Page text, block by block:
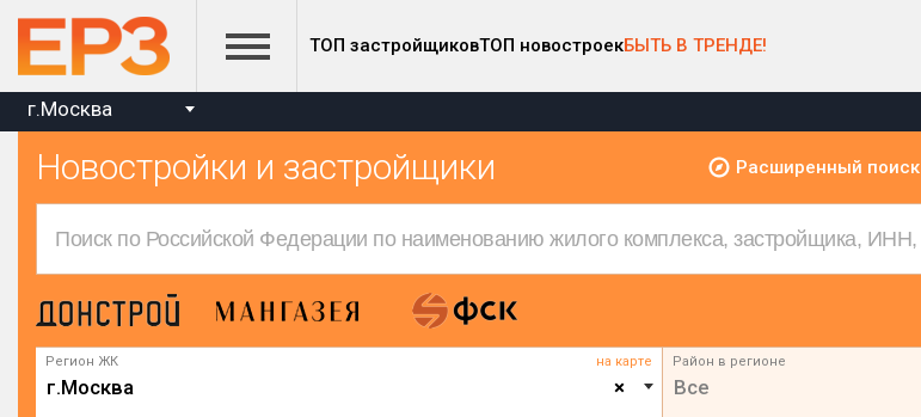
ТОП застройщиковТОП новостроекБЫТЬ В ТРЕНДЕ!
г.Москва
Новостройки и застройщики Расширенный поиск
Регион ЖК на карте
×
г.Москва
Район в регионе
Все